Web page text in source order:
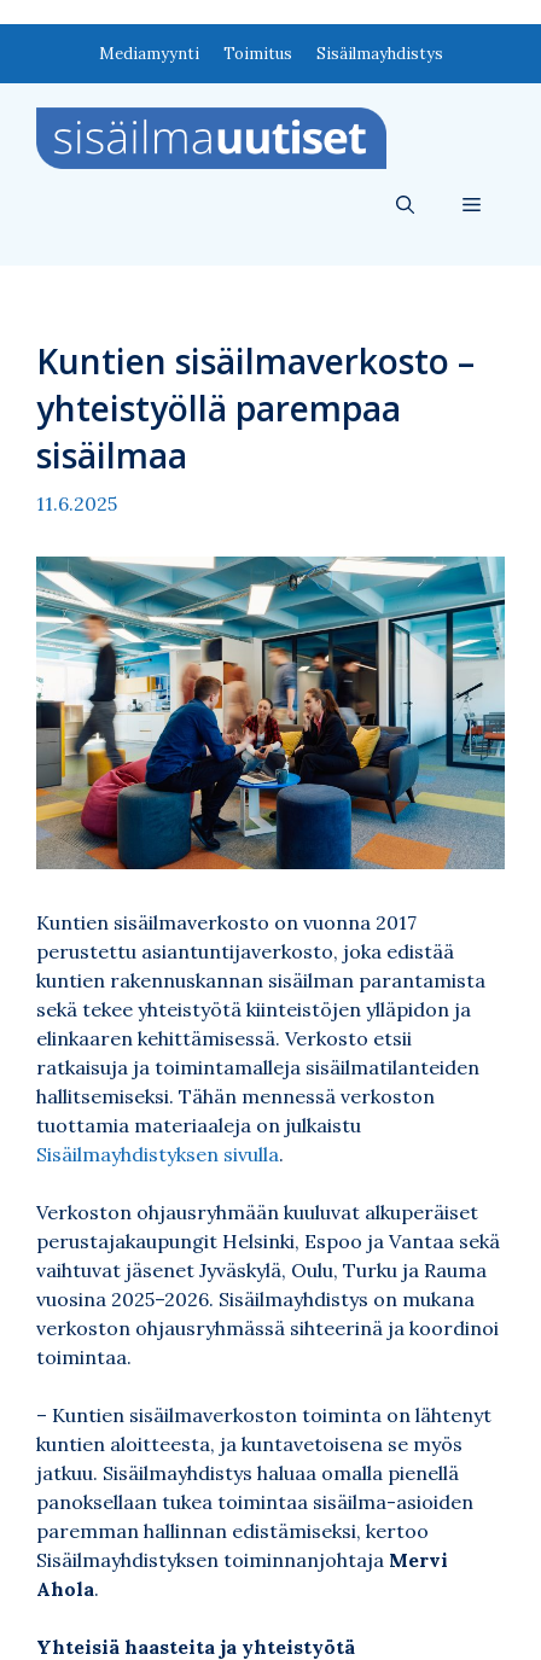
Mediamyynti Toimitus Sisäilmayhdistys
Valikko
Kuntien sisäilmaverkosto –
yhteistyöllä parempaa
sisäilmaa
11.6.2025
Kuntien sisäilmaverkosto on vuonna 2017
perustettu asiantuntijaverkosto, joka edistää
kuntien rakennuskannan sisäilman parantamista
sekä tekee yhteistyötä kiinteistöjen ylläpidon ja
elinkaaren kehittämisessä. Verkosto etsii
ratkaisuja ja toimintamalleja sisäilmatilanteiden
hallitsemiseksi. Tähän mennessä verkoston
tuottamia materiaaleja on julkaistu
Sisäilmayhdistyksen sivulla.
Verkoston ohjausryhmään kuuluvat alkuperäiset
perustajakaupungit Helsinki, Espoo ja Vantaa sekä
vaihtuvat jäsenet Jyväskylä, Oulu, Turku ja Rauma
vuosina 2025–2026. Sisäilmayhdistys on mukana
verkoston ohjausryhmässä sihteerinä ja koordinoi
toimintaa.
– Kuntien sisäilmaverkoston toiminta on lähtenyt
kuntien aloitteesta, ja kuntavetoisena se myös
jatkuu. Sisäilmayhdistys haluaa omalla pienellä
panoksellaan tukea toimintaa sisäilma-asioiden
paremman hallinnan edistämiseksi, kertoo
Sisäilmayhdistyksen toiminnanjohtaja Mervi
Ahola.
Yhteisiä haasteita ja yhteistyötä